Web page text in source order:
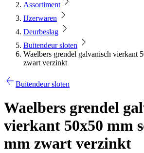
Assortiment
IJzerwaren
Deurbeslag
Buitendeur sloten
Waelbers grendel galvanisch vierkant
zwart verzinkt
Buitendeur sloten
Waelbers grendel
vierkant 50x50 mm
mm zwart verzinkt